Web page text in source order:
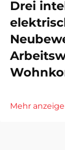
Drei
Mehr